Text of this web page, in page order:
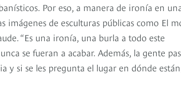
Por eso, a manera de ironía en
imágenes de esculturas públicas como El
“Es una ironía, una burla a todo este
se fueran a acabar. Además, la gente
y si se les pregunta el lugar en dónde